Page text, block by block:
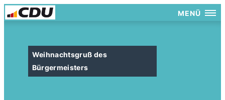
MENÜ
Weihnachtsgruß des
Bürgermeisters